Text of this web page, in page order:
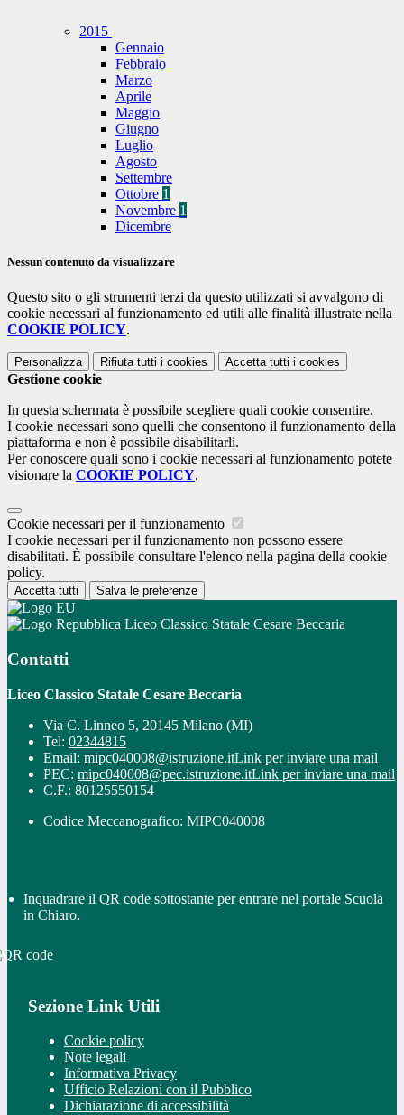
2015
Gennaio
Febbraio
Marzo
Aprile
Maggio
Giugno
Luglio
Agosto
Settembre
Ottobre 1
Novembre 1
Dicembre
Nessun contenuto da visualizzare
Questo sito o gli strumenti terzi da questo utilizzati si avvalgono di
cookie necessari al funzionamento ed utili alle finalità illustrate nella
COOKIE POLICY.
Personalizza Rifiuta tutti i cookies Accetta tutti i cookies
Gestione cookie
In questa schermata è possibile scegliere quali cookie consentire.
I cookie necessari sono quelli che consentono il funzionamento della
piattaforma e non è possibile disabilitarli.
Per conoscere quali sono i cookie necessari al funzionamento potete
visionare la COOKIE POLICY.
Cookie necessari per il funzionamento
I cookie necessari per il funzionamento non possono essere
disabilitati. È possibile consultare l'elenco nella pagina della cookie
policy.
Accetta tutti Salva le preferenze
Liceo Classico Statale Cesare Beccaria
Contatti
Liceo Classico Statale Cesare Beccaria
Via C. Linneo 5, 20145 Milano (MI)
Tel: 02344815
Email: mipc040008@istruzione.itLink per inviare una mail
PEC: mipc040008@pec.istruzione.itLink per inviare una mail
C.F.: 80125550154
Codice Meccanografico: MIPC040008
Inquadrare il QR code sottostante per entrare nel portale Scuola
in Chiaro.
Sezione Link Utili
Cookie policy
Note legali
Informativa Privacy
Ufficio Relazioni con il Pubblico
Dichiarazione di accessibilità